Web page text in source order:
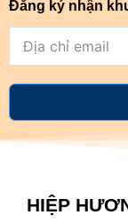
Đăng ký nhận
HIỆP